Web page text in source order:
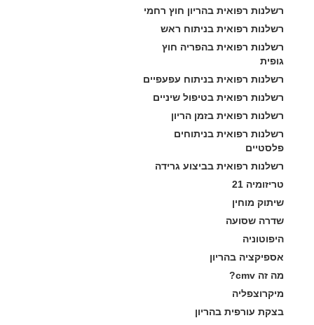
רשלנות רפואית בהריון חוץ רחמי
רשלנות רפואית בניתוח ראש
רשלנות רפואית בהפריה חוץ
גופית
רשלנות רפואית בניתוח עפעפיים
רשלנות רפואית בטיפול שיניים
רשלנות רפואית בזמן הריון
רשלנות רפואית בניתוחים
פלסטיים
רשלנות רפואית בביצוע גרידה
טריזומיה 21
שיתוק מוחין
שדרה שסועה
היפוטוניה
אספיקציה בהריון
מה זה cmv?
מיקרוצפליה
בצקת עורפית בהריון